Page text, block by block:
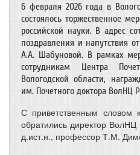
6 февраля 2026 года в
состоялось торжественное
российской науки. В адрес
поздравления и напутствия
А.А. Шабуновой. В рамках
сотрудникам Центра
Вологодской области,
им. Почетного доктора ВолНЦ
С приветственным словом
обратились директор
д.ист.н., профессор Т.М.